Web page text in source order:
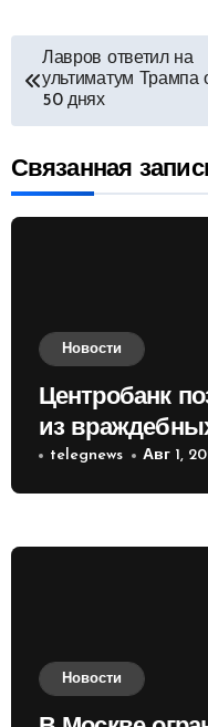
Навигация
по
записям
Лавров ответил на
ультиматум Трампа
50 днях
Связанная
Новости
Центробанк
из
приобретать
telegnews Авг 1,
Новости